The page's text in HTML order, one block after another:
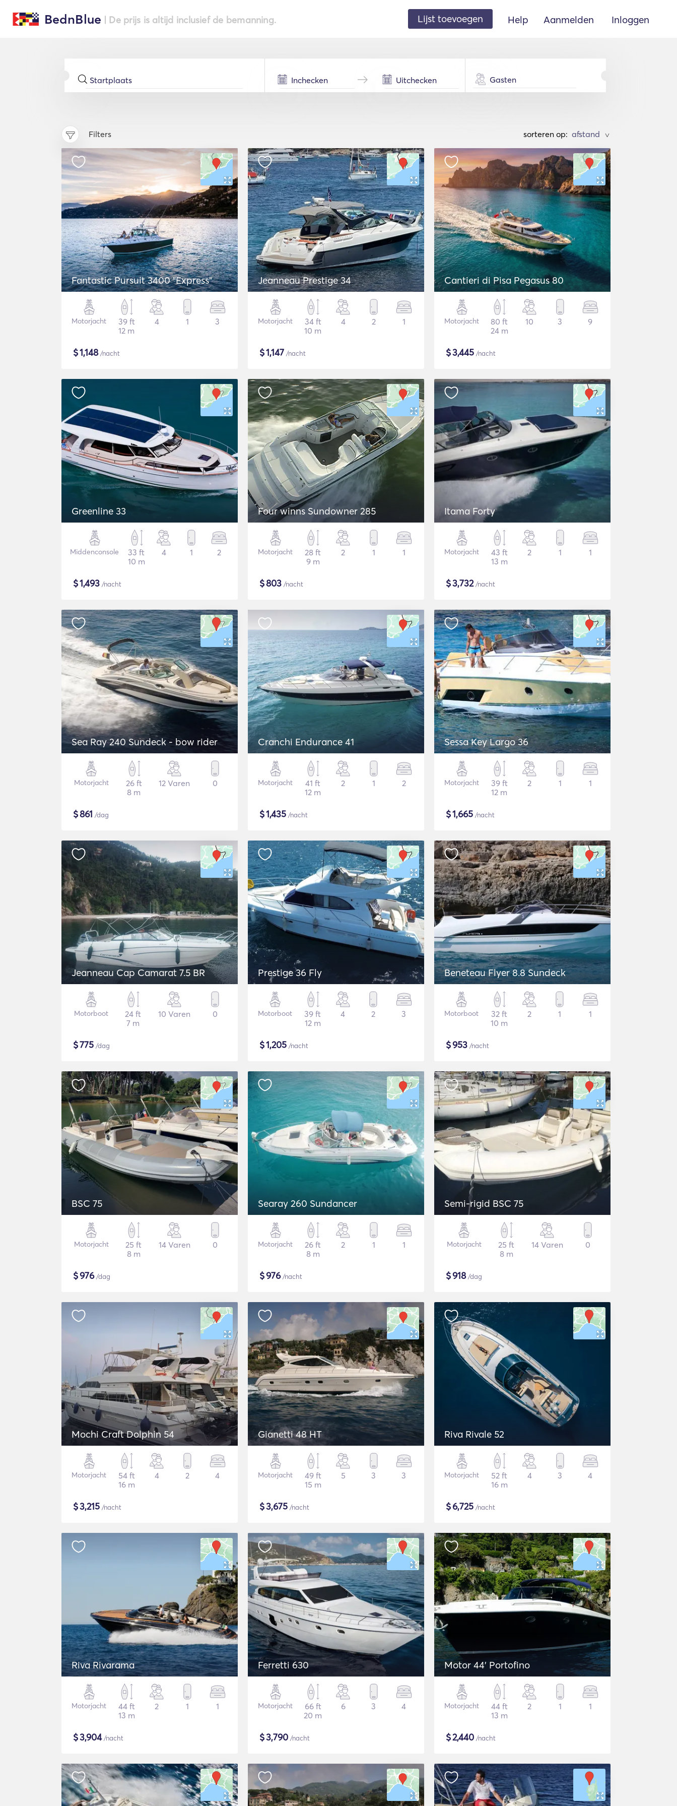
BednBlue | De prijs is altijd inclusief de bemanning. Lijst toevoegen Help Aanmelden Inloggen
Gasten
Filters sorteren op: >
Fantastic Pursuit 3400 "Express"
Motorjacht
39 ft
12 m
4 1 3
$1,148/nacht
Jeanneau Prestige 34
Motorjacht
34 ft
10 m
4 2 1
$1,147 /nacht
Cantieri di Pisa Pegasus 80
Motorjacht
80 ft
24 m
10 3 9
$3,445 /nacht
Greenline 33
Middenconsole
33 ft
10 m
4 1 2
$1,493 /nacht
Four winns Sundowner 285
Motorjacht
28 ft
9 m
2 1 1
$803 /nacht
Itama Forty
Motorjacht
43 ft
13 m
2 1 1
$3,732/nacht
Sea Ray 240 Sundeck - bow rider
Motorjacht
26 ft
8 m
12 Varen 0
$861 /dag
Cranchi Endurance 41
Motorjacht
41 ft
12 m
2 1 2
$1,435 /nacht
Sessa Key Largo 36
Motorjacht
39 ft
12 m
2 1 1
$1,665 /nacht
Jeanneau Cap Camarat 7.5 BR
Motorboot
24 ft
7 m
10 Varen 0
$775 /dag
Prestige 36 Fly
Motorboot
39 ft
12 m
4 2 3
$1,205 /nacht
Beneteau Flyer 8.8 Sundeck
Motorboot
32 ft
10 m
2 1 1
$953 /nacht
BSC 75
Motorjacht
25 ft
8 m
14 Varen 0
$976/dag
Searay 260 Sundancer
Motorjacht
26 ft
8 m
2 1 1
$976/nacht
Semi-rigid BSC 75
Motorjacht
25 ft
8 m
14 Varen 0
$918/dag
Mochi Craft Dolphin 54
Motorjacht
54 ft
16 m
4 2 4
$3,215 /nacht
Gianetti 48 HT
Motorjacht
49 ft
15 m
5 3 3
$3,675 /nacht
Riva Rivale 52
Motorjacht
52 ft
16 m
4 3 4
$6,725 /nacht
Riva Rivarama
Motorjacht
44 ft
13 m
2 1 1
$3,904/nacht
Ferretti 630
Motorjacht
66 ft
20 m
6 3 4
$3,790 /nacht
Motor 44' Portofino
Motorjacht
44 ft
13 m
2 1 1
$2,440 /nacht